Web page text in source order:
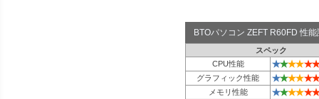
BTOパソコン ZEFT R60FD 性
スペック
CPU性能
★★★★★★
グラフィック性能 ★★★★★★
メモリ性能 ★★★★★★